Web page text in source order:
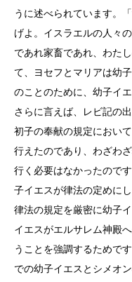
うに述べられています。
げよ。イスラエルの人々
であれ家畜であれ、わた
て、ヨセフとマリアは幼
のことのために、幼子イ
さらに言えば、レビ記の
初子の奉献の規定におい
行えたのであり、わざわ
行く必要はなかったので
子イエスが律法の定めに
律法の規定を厳密に幼子
イエスがエルサレム神殿
うことを強調するためで
での幼子イエスとシメオ